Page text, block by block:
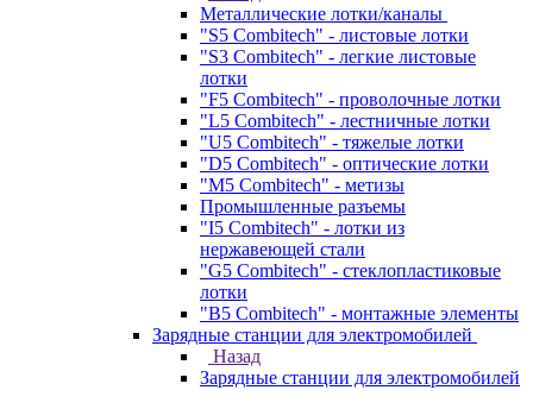
Металлические лотки/каналы
"S5 Combitech" - листовые лотки
"S3 Combitech" - легкие листовые
лотки
"F5 Combitech" - проволочные лотки
"L5 Combitech" - лестничные лотки
"U5 Combitech" - тяжелые лотки
"D5 Combitech" - оптические лотки
"M5 Combitech" - метизы
Промышленные разъемы
"I5 Combitech" - лотки из
нержавеющей стали
"G5 Combitech" - стеклопластиковые
лотки
"B5 Combitech" - монтажные элементы
Зарядные станции для электромобилей
Назад
Зарядные станции для электромобилей